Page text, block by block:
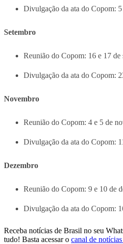
Divulgação da ata do Copom: 5
Setembro
Reunião do Copom: 16 e 17 de
Divulgação da ata do Copom:
Novembro
Reunião do Copom: 4 e 5 de
Divulgação da ata do Copom:
Dezembro
Reunião do Copom: 9 e 10 de
Divulgação da ata do Copom:
Receba notícias de Brasil no seu
tudo! Basta acessar o canal de